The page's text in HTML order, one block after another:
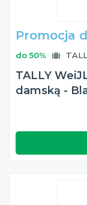
Promocja
do 50%
TALLY
damską -